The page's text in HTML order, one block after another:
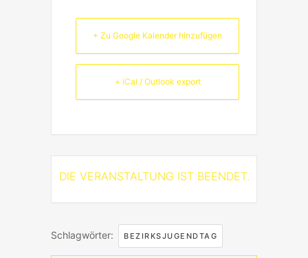
+ Zu Google Kalender hinzufügen
+ iCal / Outlook export
DIE VERANSTALTUNG IST BEENDET.
Schlagwörter: BEZIRKSJUGENDTAG